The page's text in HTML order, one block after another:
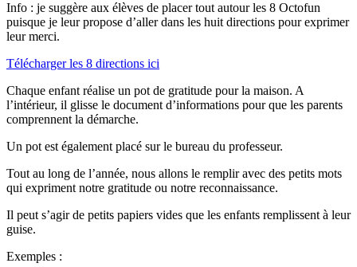
Info : je suggère aux élèves de placer tout autour les 8 Octofun
puisque je leur propose d’aller dans les huit directions pour exprimer
leur merci.
Télécharger les 8 directions ici
Chaque enfant réalise un pot de gratitude pour la maison. A
l’intérieur, il glisse le document d’informations pour que les parents
comprennent la démarche.
Un pot est également placé sur le bureau du professeur.
Tout au long de l’année, nous allons le remplir avec des petits mots
qui expriment notre gratitude ou notre reconnaissance.
Il peut s’agir de petits papiers vides que les enfants remplissent à leur
guise.
Exemples :